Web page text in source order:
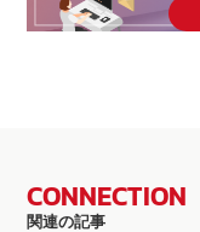
CONNECTION
関連の記事